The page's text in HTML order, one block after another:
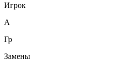
Игрок
А
Гр
Замены